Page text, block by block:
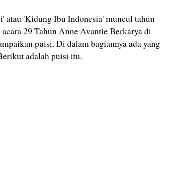
'Kidung Ibu Indonesia' muncul tahun
29 Tahun Anne Avantie Berkarya di
puisi. Di dalam bagiannya ada yang
adalah puisi itu.